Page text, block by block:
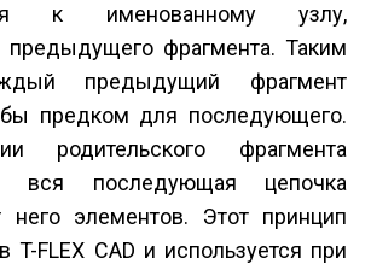
к именованному узлу,
предыдущего фрагмента. Таким
предыдущий фрагмент
бы предком для последующего.
родительского фрагмента
вся последующая цепочка
него элементов. Этот принцип
FLEX CAD и используется при